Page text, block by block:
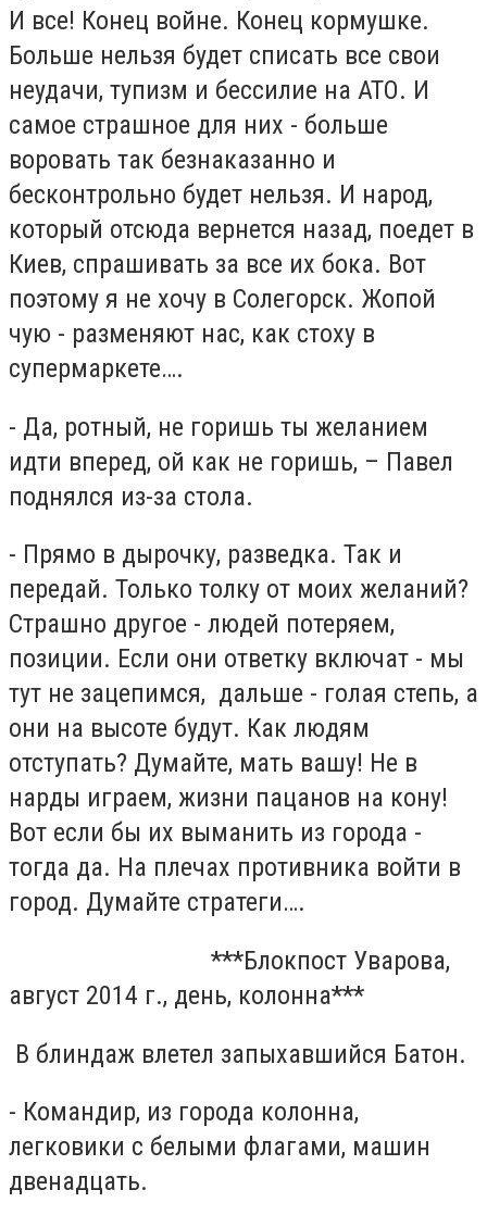
И все! Конец войне. Конец кормушке.
Больше нельзя будет списать все свои
неудачи, тупизм и бессилие на АТО. И
самое страшное для них - больше
воровать так безнаказанно и
бесконтрольно будет нельзя. И народ,
который отсюда вернется назад, поедет в
Киев, спрашивать за все их бока. Вот
поэтому я не хочу в Солегорск. Жопой
чую - разменяют нас, как стоху в
супермаркете….
- Да, ротный, не горишь ты желанием
идти вперед, ой как не горишь, – Павел
поднялся из-за стола.
- Прямо в дырочку, разведка. Так и
передай. Только толку от моих желаний?
Страшно другое - людей потеряем,
позиции. Если они ответку включат - мы
тут не зацепимся, дальше - голая степь, а
они на высоте будут. Как людям
отступать? Думайте, мать вашу! Не в
нарды играем, жизни пацанов на кону!
Вот если бы их выманить из города -
тогда да. На плечах противника войти в
город. Думайте стратеги….
***Блокпост Уварова,
август 2014 г., день, колонна***
В блиндаж влетел запыхавшийся Батон.
- Командир, из города колонна,
легковики с белыми флагами, машин
двенадцать.